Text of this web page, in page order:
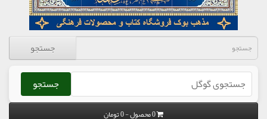
جستجو
جستجو
0 محصول - 0 تومان